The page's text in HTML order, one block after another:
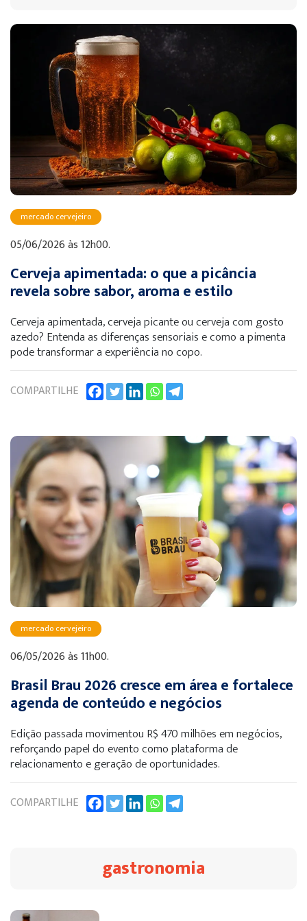
mercado cervejeiro
05/06/2026 às 12h00.
Cerveja apimentada: o que a picância
revela sobre sabor, aroma e estilo
Cerveja apimentada, cerveja picante ou cerveja com gosto
azedo? Entenda as diferenças sensoriais e como a pimenta
pode transformar a experiência no copo.
COMPARTILHE
mercado cervejeiro
06/05/2026 às 11h00.
Brasil Brau 2026 cresce em área e fortalece
agenda de conteúdo e negócios
Edição passada movimentou R$ 470 milhões em negócios,
reforçando papel do evento como plataforma de
relacionamento e geração de oportunidades.
COMPARTILHE
gastronomia